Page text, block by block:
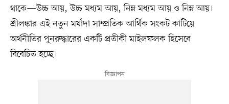
থাকে—উচ্চ আয়, উচ্চ মধ্যম আয়, নিম্ন মধ্যম আয় ও নিম্ন আয়।
শ্রীলঙ্কার এই নতুন মর্যাদা সাম্প্রতিক আর্থিক সংকট কাটিয়ে
অর্থনীতির পুনরুদ্ধারের একটি প্রতীকী মাইলফলক হিসেবে
বিবেচিত হচ্ছে।